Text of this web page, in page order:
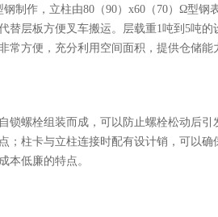
制作，立柱由80（90）x60（70）Ω型钢
替层板方便叉车搬运。层载重1吨到5吨
常方便，充分利用空间面积，提供仓储能
锁螺栓组装而成，可以防止螺栓松动后
；柱卡与立柱连接时配有设计销，可以
本低廉的特点。